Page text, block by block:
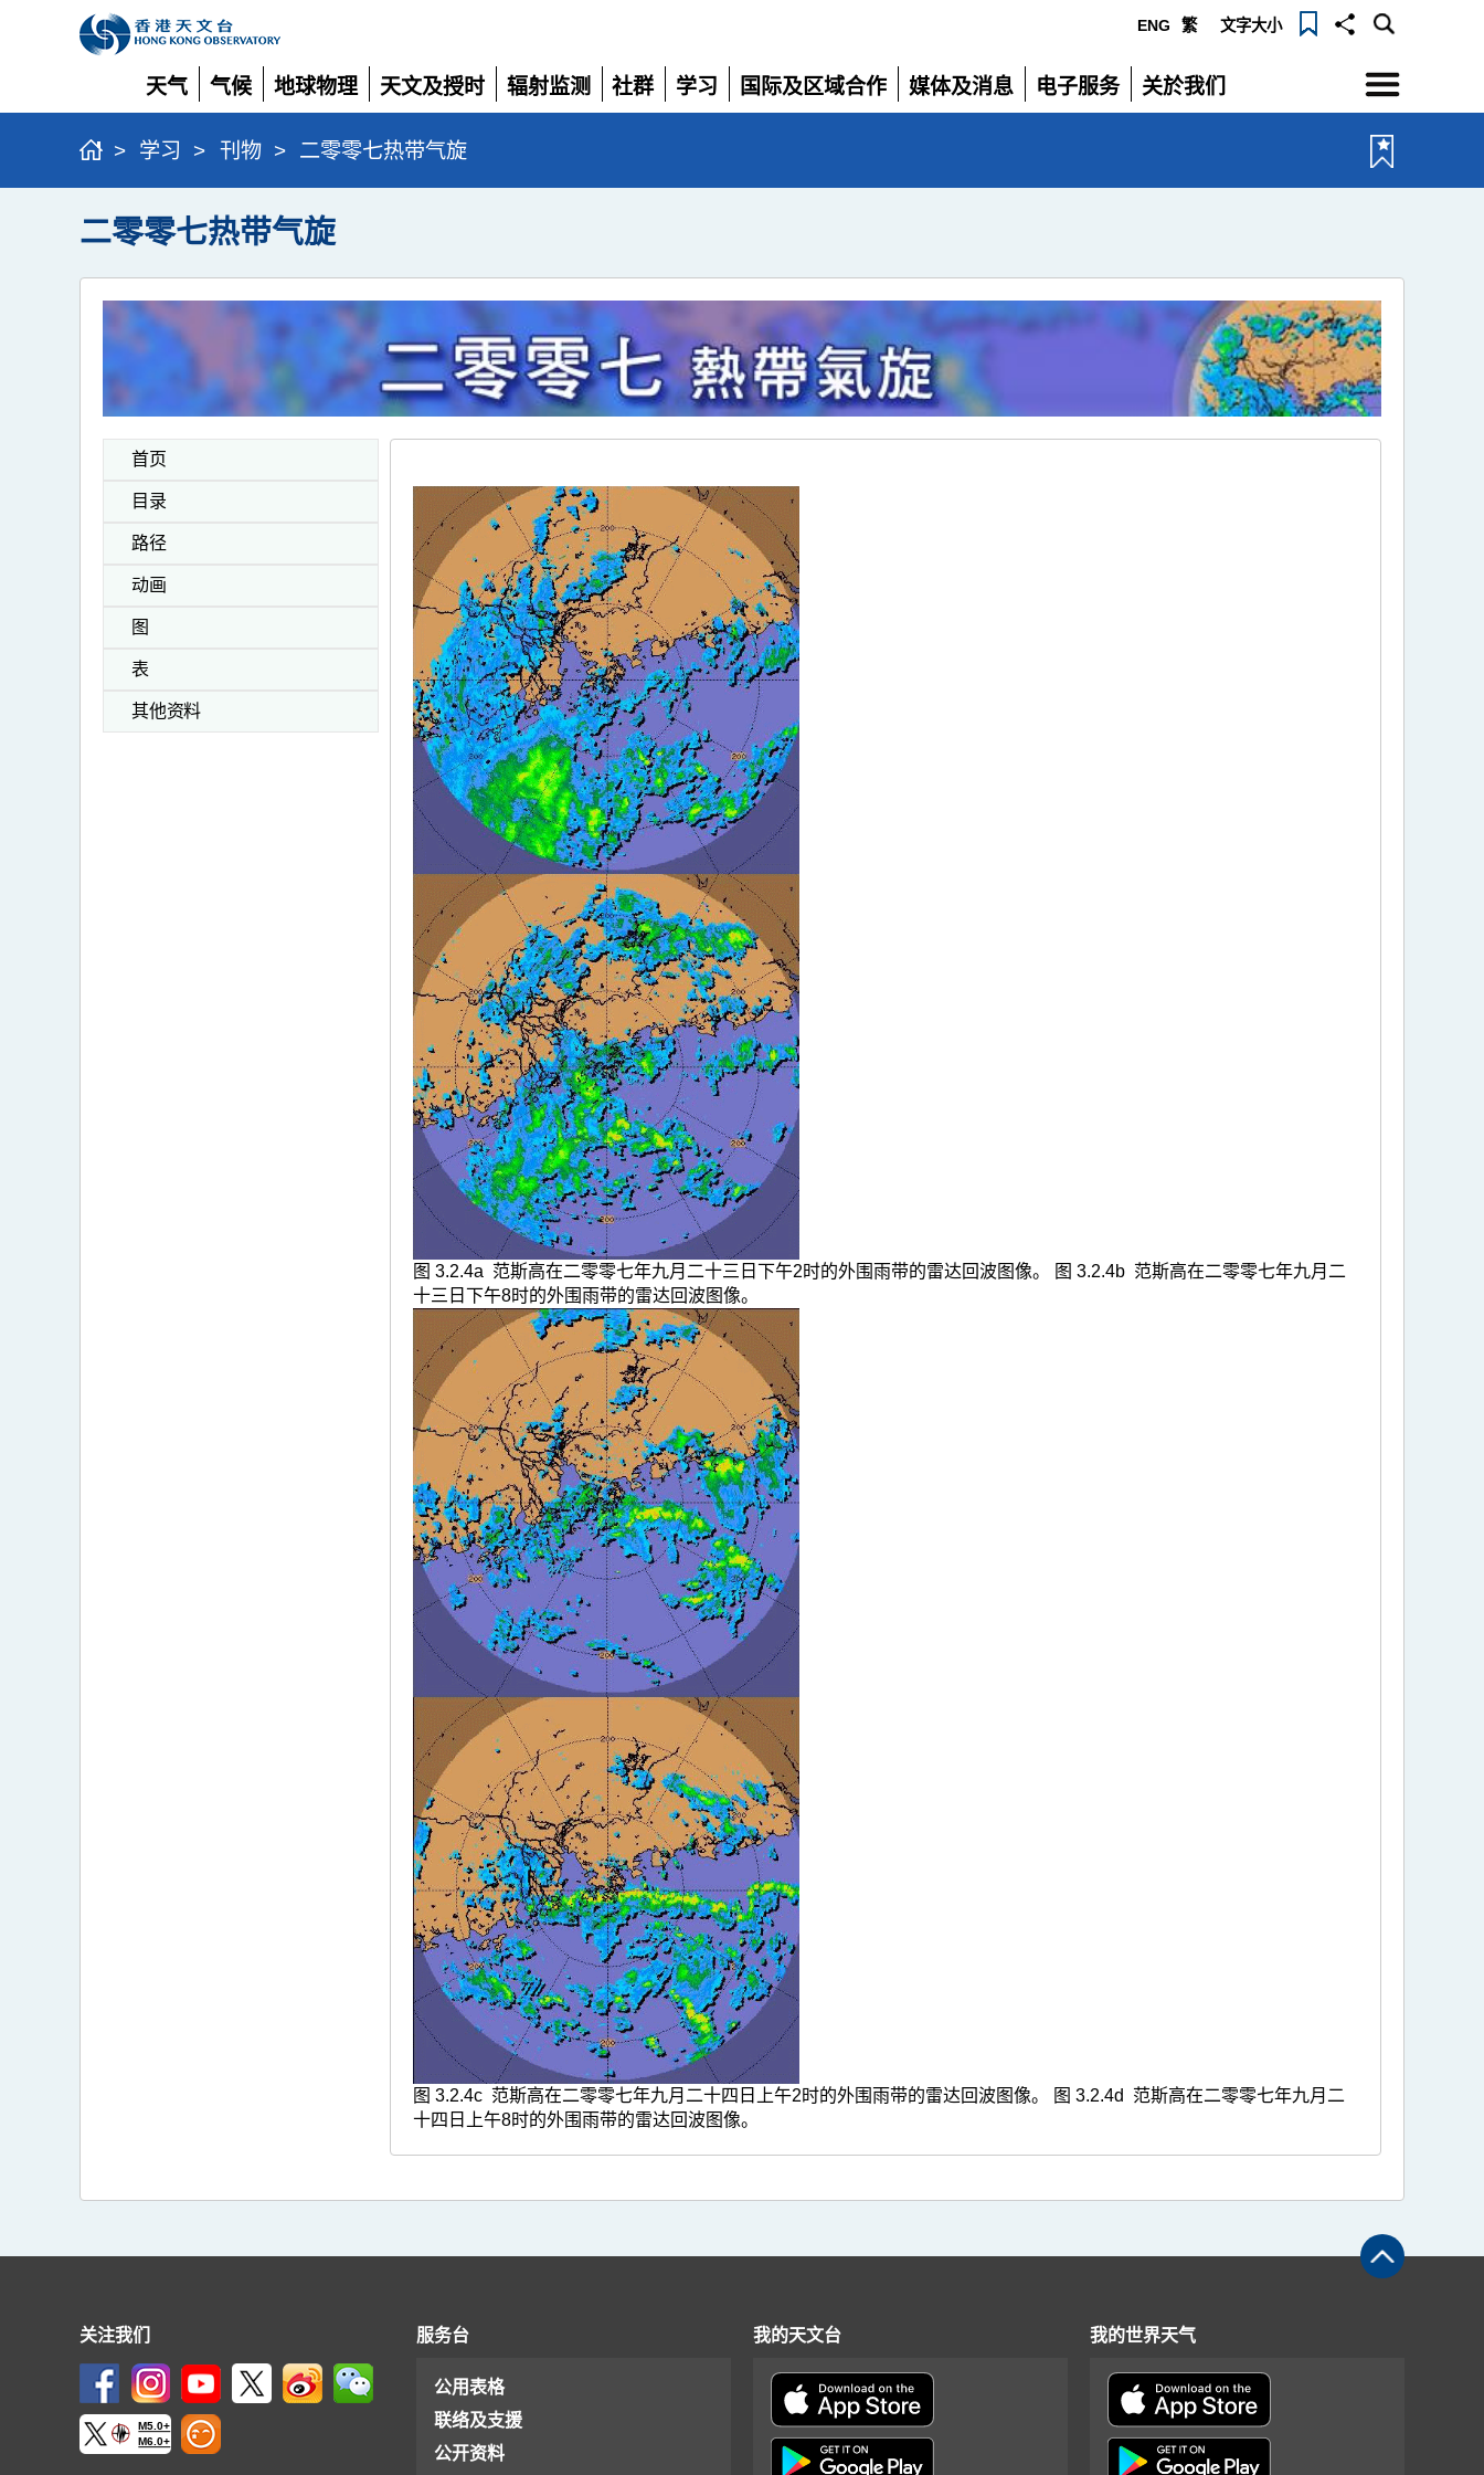
ENG 繁 文字大小
天气
展
开
气候
展
开
地球物理
展
开
天文及授时
展
开
辐射监测
展
社群
展
学习
展
国际及区域合作
展
媒体及消息
展
电子服务
展
关於我们
展
选
单
> 学习 > 刊物 > 二零零七热带气旋
二零零七热带气旋
首页
目录
路径
动画
图
表
其他资料
图 3.2.4a 范斯高在二零零七年九月二十三日下午2时的外围雨带的雷达回波图像。 图 3.2.4b 范斯高在二零零七年九月二
十三日下午8时的外围雨带的雷达回波图像。
图 3.2.4c 范斯高在二零零七年九月二十四日上午2时的外围雨带的雷达回波图像。 图 3.2.4d 范斯高在二零零七年九月二
十四日上午8时的外围雨带的雷达回波图像。
关注我们
M5.0+
M6.0+
服务台
公用表格
联络及支援
公开资料
我的天文台 我的世界天气